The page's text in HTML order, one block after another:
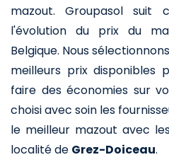
mazout. Groupasol suit
l'évolution du prix du
Belgique. Nous
meilleurs prix disponibles
faire des économies sur
choisi avec soin les
le meilleur mazout avec
localité de Grez-Doiceau.